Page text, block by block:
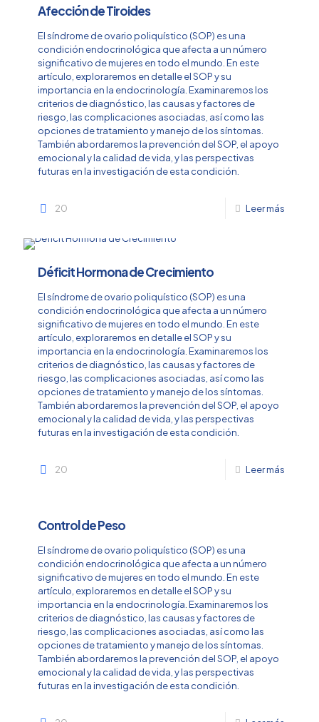
Afección de Tiroides
El síndrome de ovario poliquístico (SOP) es una
condición endocrinológica que afecta a un número
significativo de mujeres en todo el mundo. En este
artículo, exploraremos en detalle el SOP y su
importancia en la endocrinología. Examinaremos los
criterios de diagnóstico, las causas y factores de
riesgo, las complicaciones asociadas, así como las
opciones de tratamiento y manejo de los síntomas.
También abordaremos la prevención del SOP, el apoyo
emocional y la calidad de vida, y las perspectivas
futuras en la investigación de esta condición.
20 Leer más
Déficit Hormona de Crecimiento
El síndrome de ovario poliquístico (SOP) es una
condición endocrinológica que afecta a un número
significativo de mujeres en todo el mundo. En este
artículo, exploraremos en detalle el SOP y su
importancia en la endocrinología. Examinaremos los
criterios de diagnóstico, las causas y factores de
riesgo, las complicaciones asociadas, así como las
opciones de tratamiento y manejo de los síntomas.
También abordaremos la prevención del SOP, el apoyo
emocional y la calidad de vida, y las perspectivas
futuras en la investigación de esta condición.
20 Leer más
Control de Peso
El síndrome de ovario poliquístico (SOP) es una
condición endocrinológica que afecta a un número
significativo de mujeres en todo el mundo. En este
artículo, exploraremos en detalle el SOP y su
importancia en la endocrinología. Examinaremos los
criterios de diagnóstico, las causas y factores de
riesgo, las complicaciones asociadas, así como las
opciones de tratamiento y manejo de los síntomas.
También abordaremos la prevención del SOP, el apoyo
emocional y la calidad de vida, y las perspectivas
futuras en la investigación de esta condición.